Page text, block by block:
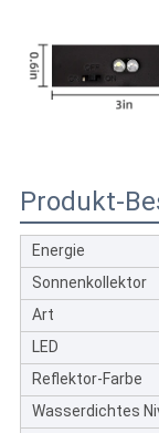
Produkt-
Energie
Sonnenkollektor
Art
LED
Reflektor-Farbe
Wasserdichtes